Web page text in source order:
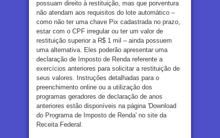
possuam direito à restituição, mas que porventura
não atendam aos requisitos do lote automático –
como não ter uma chave Pix cadastrada no prazo,
estar com o CPF irregular ou ter um valor de
restituição superior a R$ 1 mil – ainda possuem
uma alternativa. Eles poderão apresentar uma
declaração de Imposto de Renda referente a
exercícios anteriores para solicitar a restituição de
seus valores. Instruções detalhadas para o
preenchimento online ou a utilização dos
programas geradores de declaração de anos
anteriores estão disponíveis na página 'Download
do Programa de Imposto de Renda' no site da
Receita Federal.